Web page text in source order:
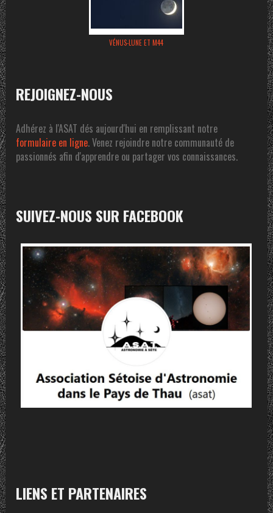
VÉNUS-LUNE ET M44
REJOIGNEZ-NOUS
Adhérez à l'ASAT dés aujourd'hui en remplissant notre
formulaire en ligne. Venez rejoindre notre communauté de
passionnés afin d'apprendre ou partager vos connaissances.
SUIVEZ-NOUS SUR FACEBOOK
LIENS ET PARTENAIRES